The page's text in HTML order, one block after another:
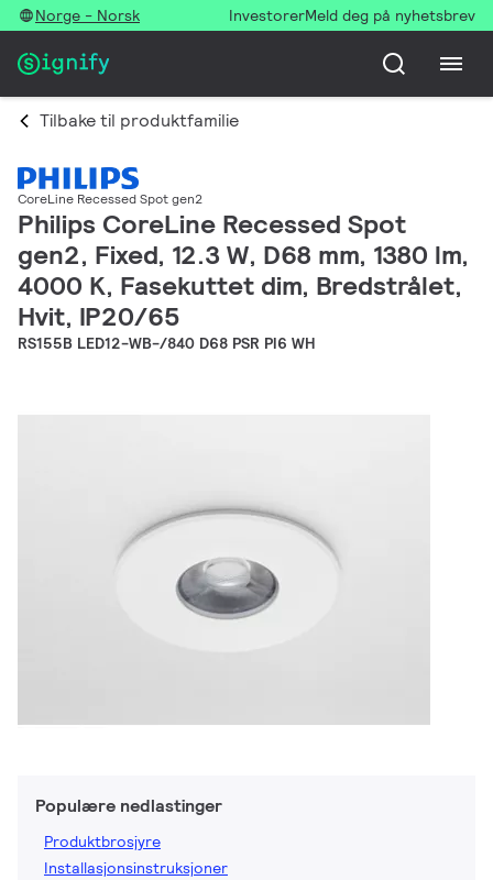
Norge - Norsk InvestorerMeld deg på nyhetsbrev
Tilbake til produktfamilie
CoreLine Recessed Spot gen2
Philips CoreLine Recessed Spot
gen2, Fixed, 12.3 W, D68 mm, 1380 lm,
4000 K, Fasekuttet dim, Bredstrålet,
Hvit, IP20/65
RS155B LED12-WB-/840 D68 PSR PI6 WH
Populære nedlastinger
Produktbrosjyre
Installasjonsinstruksjoner